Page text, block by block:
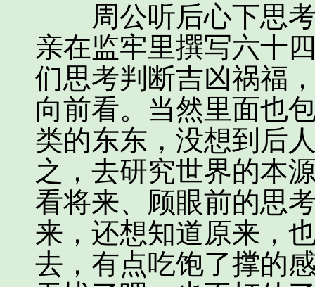
周公听后心下思考
亲在监牢里撰写六十
们思考判断吉凶祸福
向前看。当然里面也
类的东东，没想到后
之，去研究世界的本
看将来、顾眼前的思
来，还想知道原来，
去，有点吃饱了撑的